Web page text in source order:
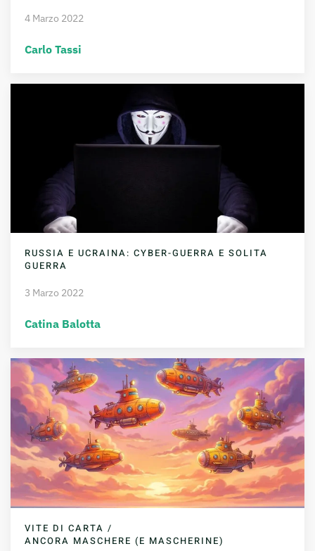
4 Marzo 2022
Carlo Tassi
RUSSIA E UCRAINA: CYBER-GUERRA E SOLITA
GUERRA
3 Marzo 2022
Catina Balotta
VITE DI CARTA /
ANCORA MASCHERE (E MASCHERINE)